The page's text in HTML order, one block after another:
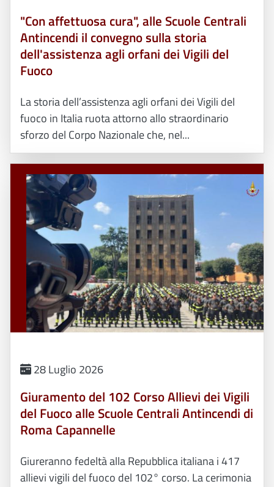
"Con affettuosa cura", alle Scuole Centrali
Antincendi il convegno sulla storia
dell'assistenza agli orfani dei Vigili del
Fuoco
La storia dell’assistenza agli orfani dei Vigili del
fuoco in Italia ruota attorno allo straordinario
sforzo del Corpo Nazionale che, nel...
28 Luglio 2026
Giuramento del 102 Corso Allievi dei Vigili
del Fuoco alle Scuole Centrali Antincendi di
Roma Capannelle
Giureranno fedeltà alla Repubblica italiana i 417
allievi vigili del fuoco del 102° corso. La cerimonia